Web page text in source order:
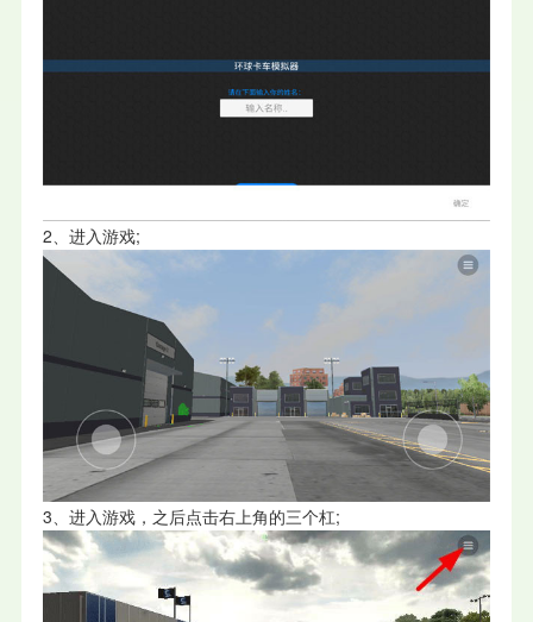
2、进入游戏;
3、进入游戏，之后点击右上角的三个杠;